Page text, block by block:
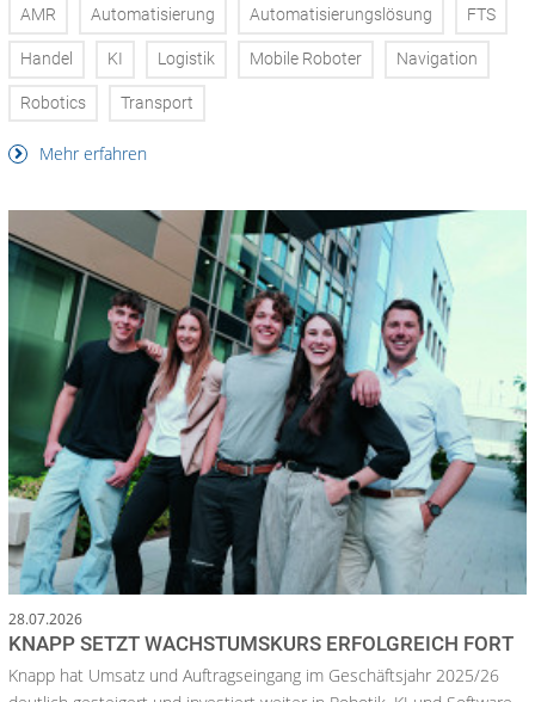
AMR Automatisierung Automatisierungslösung FTS
Handel KI Logistik Mobile Roboter Navigation
Robotics Transport
Mehr erfahren
28.07.2026
KNAPP SETZT WACHSTUMSKURS ERFOLGREICH FORT
Knapp hat Umsatz und Auftragseingang im Geschäftsjahr 2025/26